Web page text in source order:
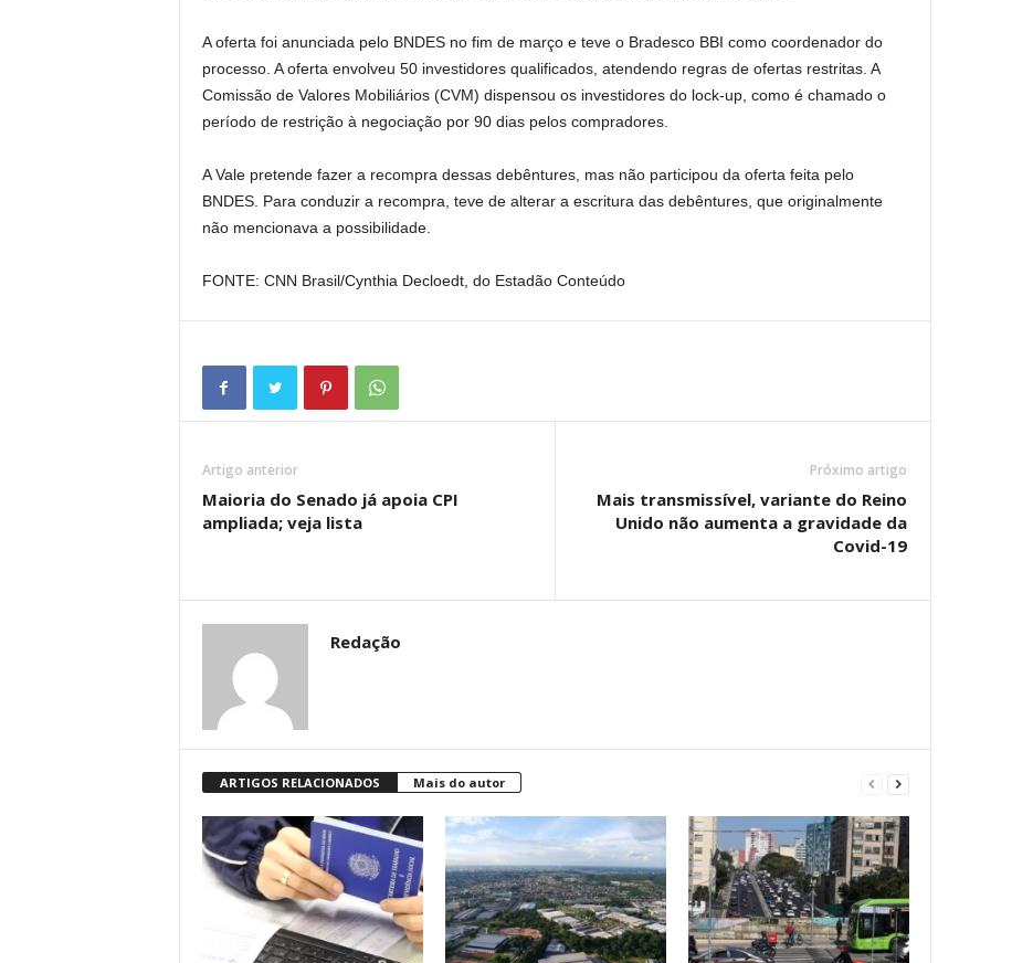
A oferta foi anunciada pelo BNDES no fim de março e teve o Bradesco BBI como coordenador do
processo. A oferta envolveu 50 investidores qualificados, atendendo regras de ofertas restritas. A
Comissão de Valores Mobiliários (CVM) dispensou os investidores do lock-up, como é chamado o
período de restrição à negociação por 90 dias pelos compradores.
A Vale pretende fazer a recompra dessas debêntures, mas não participou da oferta feita pelo
BNDES. Para conduzir a recompra, teve de alterar a escritura das debêntures, que originalmente
não mencionava a possibilidade.
FONTE: CNN Brasil/Cynthia Decloedt, do Estadão Conteúdo
Artigo anterior
Maioria do Senado já apoia CPI
ampliada; veja lista
Próximo artigo
Mais transmissível, variante do Reino
Unido não aumenta a gravidade da
Covid-19
Redação
ARTIGOS RELACIONADOS Mais do autor